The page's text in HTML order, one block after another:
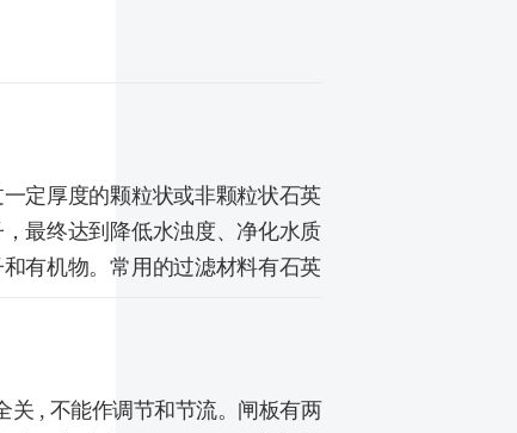
定厚度的颗粒状或非颗粒状石英
最终达到降低水浊度、净化水质
有机物。常用的过滤材料有石英
关 , 不能作调节和节流。闸板有两